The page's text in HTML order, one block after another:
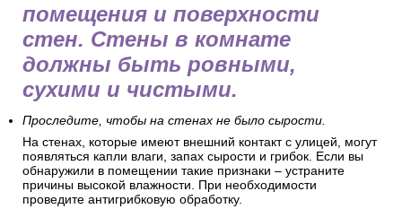
помещения и поверхности
стен. Стены в комнате
должны быть ровными,
сухими и чистыми.
Проследите, чтобы на стенах не было сырости.
На стенах, которые имеют внешний контакт с улицей, могут
появляться капли влаги, запах сырости и грибок. Если вы
обнаружили в помещении такие признаки – устраните
причины высокой влажности. При необходимости
проведите антигрибковую обработку.